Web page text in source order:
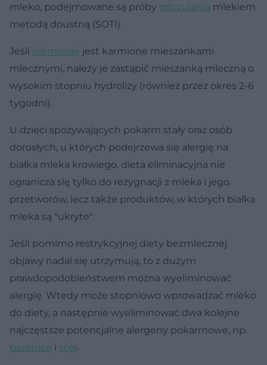
mleko, podejmowane są próby odczulania mlekiem
metodą doustną (SOTI).
Jeśli niemowlę jest karmione mieszankami
mlecznymi, należy je zastąpić mieszanką mleczną o
wysokim stopniu hydrolizy (również przez okres 2-6
tygodni).
U dzieci spożywających pokarm stały oraz osób
dorosłych, u których podejrzewa się alergię na
białka mleka krowiego, dieta eliminacyjna nie
ogranicza się tylko do rezygnacji z mleka i jego
przetworów, lecz także produktów, w których białka
mleka są "ukryte".
Jeśli pomimo restrykcyjnej diety bezmlecznej
objawy nadal się utrzymują, to z dużym
prawdopodobieństwem można wyeliminować
alergię. Wtedy może stopniowo wprowadzać mleko
do diety, a następnie wyeliminować dwa kolejne
najczęstsze potencjalne alergeny pokarmowe, np.
pszenicę i soję.